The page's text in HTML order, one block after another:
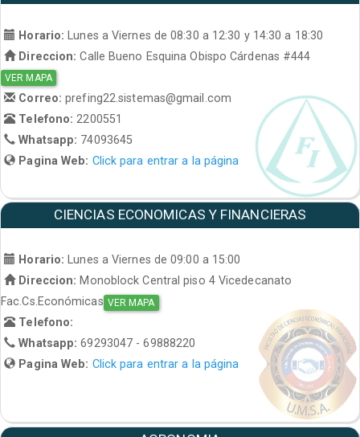
Horario:
Lunes a Viernes de 08:30 a 12:30 y 14:30 a 18:30
Direccion: Calle Bueno Esquina Obispo Cárdenas #444
VER MAPA
Correo:prefing22.sistemas@gmail.com
Telefono: 2200551
Whatsapp: 74093645
Pagina Web: Click para entrar a la página
CIENCIAS ECONOMICAS Y FINANCIERAS
Horario: Lunes a Viernes de 09:00 a 15:00
Direccion: Monoblock Central piso 4 Vicedecanato
Fac.Cs.Económicas VER MAPA
Telefono:
Whatsapp:69293047 - 69888220
Pagina Web: Click para entrar a la página